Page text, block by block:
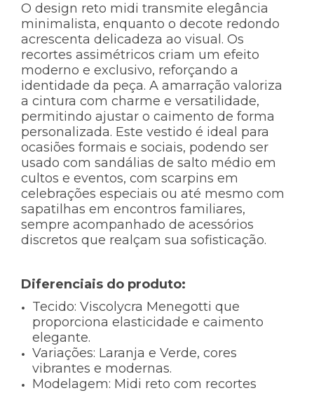
O design reto midi transmite elegância
minimalista, enquanto o decote redondo
acrescenta delicadeza ao visual. Os
recortes assimétricos criam um efeito
moderno e exclusivo, reforçando a
identidade da peça. A amarração valoriza
a cintura com charme e versatilidade,
permitindo ajustar o caimento de forma
personalizada. Este vestido é ideal para
ocasiões formais e sociais, podendo ser
usado com sandálias de salto médio em
cultos e eventos, com scarpins em
celebrações especiais ou até mesmo com
sapatilhas em encontros familiares,
sempre acompanhado de acessórios
discretos que realçam sua sofisticação.
Diferenciais do produto:
Tecido: Viscolycra Menegotti que
proporciona elasticidade e caimento
elegante.
Variações: Laranja e Verde, cores
vibrantes e modernas.
Modelagem: Midi reto com recortes